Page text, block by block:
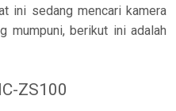
ini sedang mencari kamera
mumpuni, berikut ini adalah
ZS100